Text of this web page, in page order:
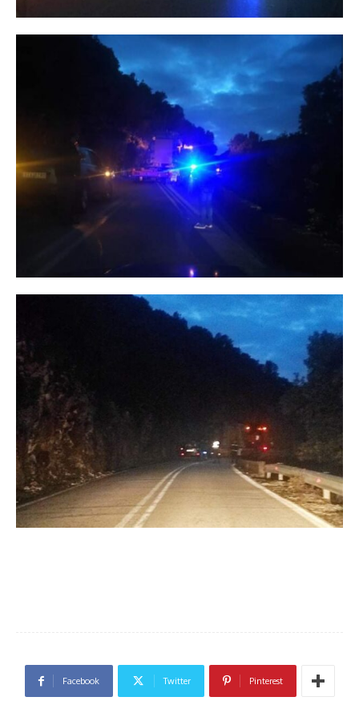
Facebook Twitter Pinterest